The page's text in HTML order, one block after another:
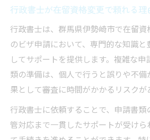
行政書士が在留資格変更で頼れる理
行政書士は、群馬県伊勢崎市で在留
のビザ申請において、専門的な知識
してサポートを提供します。複雑な
類の準備は、個人で行うと誤りや不
果として審査に時間がかかるリスクが
行政書士に依頼することで、申請書類
管対応まで一貫したサポートが受けら